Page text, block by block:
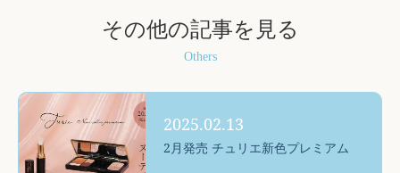
その他の記事を見る
Others
2025.02.13
2月発売 チュリエ新色プレミアム